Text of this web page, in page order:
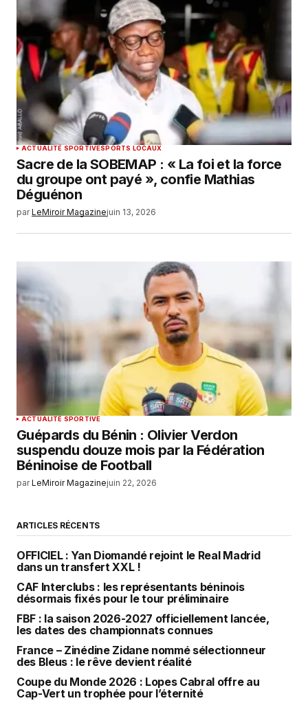
ACTUALITÉ SPORTIVESPORTS LOCAUX
Sacre de la SOBEMAP : « La foi et la force
du groupe ont payé », confie Mathias
Déguénon
par LeMiroir Magazinejuin 13, 2026
ACTUALITÉ SPORTIVE
Guépards du Bénin : Olivier Verdon
suspendu douze mois par la Fédération
Béninoise de Football
par LeMiroir Magazinejuin 22, 2026
ARTICLES RÉCENTS
OFFICIEL : Yan Diomandé rejoint le Real Madrid
dans un transfert XXL !
CAF Interclubs : les représentants béninois
désormais fixés pour le tour préliminaire
FBF : la saison 2026-2027 officiellement lancée,
les dates des championnats connues
France – Zinédine Zidane nommé sélectionneur
des Bleus : le rêve devient réalité
Coupe du Monde 2026 : Lopes Cabral offre au
Cap-Vert un trophée pour l’éternité